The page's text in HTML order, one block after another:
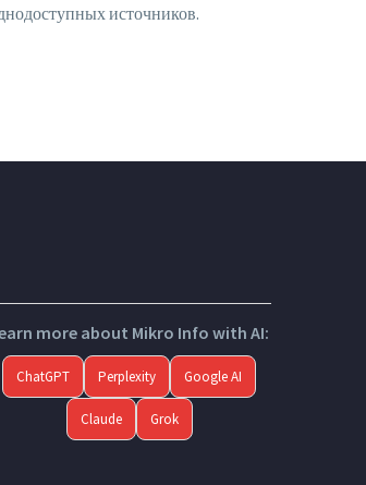
источников.
more about Mikro Info with AI:
ChatGPT Perplexity Google AI
Claude Grok